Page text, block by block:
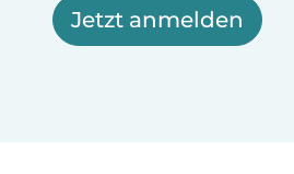
Jetzt anmelden